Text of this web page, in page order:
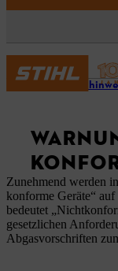
Zunehmend werden
konforme Geräte“
bedeutet
gesetzlichen
Abgasvorschriften